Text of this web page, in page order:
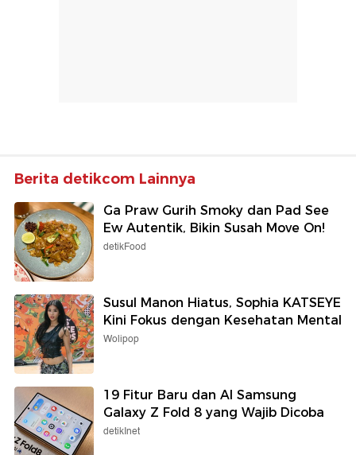
Berita detikcom Lainnya
Ga Praw Gurih Smoky dan Pad See
Ew Autentik, Bikin Susah Move On!
detikFood
Susul Manon Hiatus, Sophia KATSEYE
Kini Fokus dengan Kesehatan Mental
Wolipop
19 Fitur Baru dan AI Samsung
Galaxy Z Fold 8 yang Wajib Dicoba
detikInet